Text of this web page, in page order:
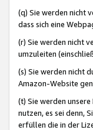
(q) Sie werden nicht
dass sich eine
(r) Sie werden nicht
umzuleiten
(s) Sie werden nicht
Amazon-Website
(t) Sie werden
nutzen, es sei denn,
erfüllen die in der